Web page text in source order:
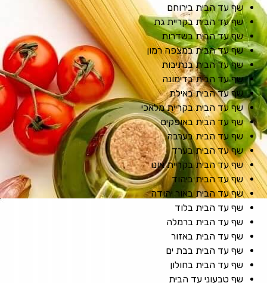
שף עד הבית בירוחם
שף עד הבית בקריית גת
שף עד הבית בשדרות
שף עד הבית במצפה רמון
שף עד הבית בנתיבות
שף עד הבית בדימונה
שף עד הבית באילת
שף עד הבית בקריית מלאכי
שף עד הבית באופקים
שף עד הבית בערבה
שף עד הבית בערד
שף עד הבית בקריית אונו
שף עד הבית ביהוד
שף עד הבית באור יהודה
שף עד הבית בלוד
שף עד הבית ברמלה
שף עד הבית באזור
שף עד הבית בבת ים
שף עד הבית בחולון
שף טבעוני עד הבית